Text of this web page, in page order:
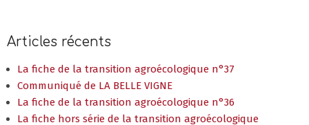
Articles récents
La fiche de la transition agroécologique n°37
Communiqué de LA BELLE VIGNE
La fiche de la transition agroécologique n°36
La fiche hors série de la transition agroécologique